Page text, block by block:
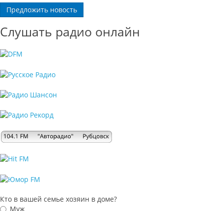
Предложить новость
Слушать радио онлайн
Кто в вашей семье хозяин в доме?
Муж